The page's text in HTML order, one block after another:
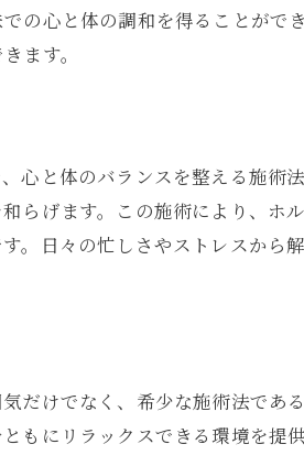
の心と体の調和を得ることがで
ます。
心と体のバランスを整える施術
らげます。この施術により、ホ
。日々の忙しさやストレスから
だけでなく、希少な施術法であ
もにリラックスできる環境を提